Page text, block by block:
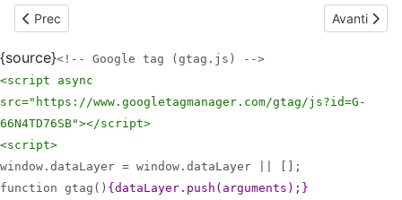
Articolo precedente: Anno 2025-2026 - Pallavolo - Inizio
Prec Articolo
Avanti
{source}<!-- Google tag (gtag.js) -->
<script async
src="https://www.googletagmanager.com/gtag/js?id=G-
66N4TD76SB"></script>
<script>
window.dataLayer = window.dataLayer || [];
function gtag() {dataLayer.push(arguments);}